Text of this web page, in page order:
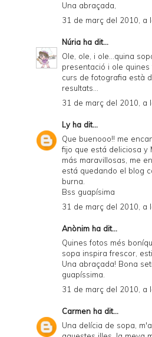
Una abraçada,
31 de març del 2010, a
Núria ha dit...
Ole, ole, i ole...quina
presentació i ole quines
curs de fotografia està
resultats...
31 de març del 2010, a
Lyha dit...
Que buenooo!! me
fijo que está deliciosa y
más maravillosas, me
está quedando el blog
burna.
Bss guapísima
31 de març del 2010, a
Anònim ha dit...
Quines fotos més
sopa inspira frescor,
Una abraçada! Bona
guapíssima.
31 de març del 2010, a
Carmen ha dit...
Una delícia de sopa,